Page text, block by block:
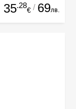
35.28
€ / 69лв.